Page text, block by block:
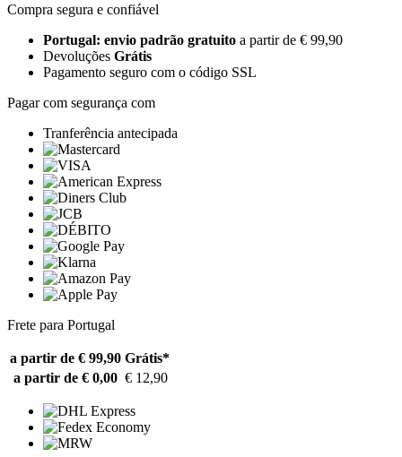
Compra segura e confiável
Portugal: envio padrão gratuito a partir de € 99,90
Devoluções Grátis
Pagamento seguro com o código SSL
Pagar com segurança com
Tranferência antecipada
Frete para Portugal
a partir de € 99,90 Grátis*
a partir de € 0,00 € 12,90